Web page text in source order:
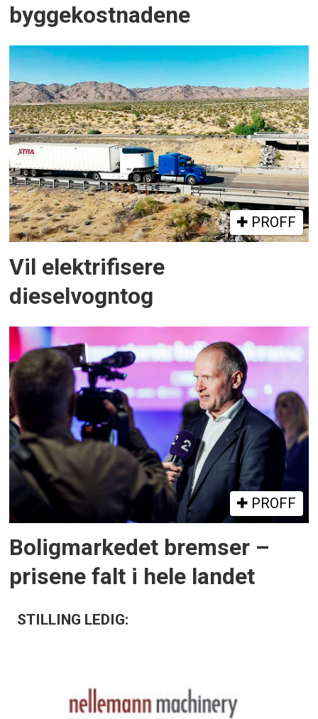
byggekostnadene
PROFF
Vil elektrifisere
dieselvogntog
PROFF
Boligmarkedet bremser –
prisene falt i hele landet
STILLING LEDIG: